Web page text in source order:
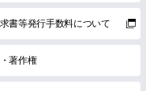
書等発行手数料について
著作権